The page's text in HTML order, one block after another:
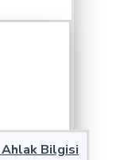
Bilgisi